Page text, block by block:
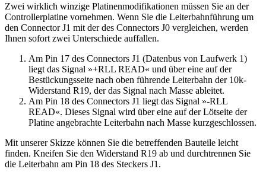
Zwei wirklich winzige Platinenmodifikationen müssen Sie an der
Controllerplatine vornehmen. Wenn Sie die Leiterbahnführung um
den Connector J1 mit der des Connectors J0 vergleichen, werden
Ihnen sofort zwei Unterschiede auffallen.
Am Pin 17 des Connectors J1 (Datenbus von Laufwerk 1)
liegt das Signal »+RLL READ« und über eine auf der
Bestückungsseite nach oben führende Leiterbahn der 10k-
Widerstand R19, der das Signal nach Masse ableitet.
Am Pin 18 des Connectors J1 liegt das Signal »-RLL
READ«. Dieses Signal wird über eine auf der Lötseite der
Platine angebrachte Leiterbahn nach Masse kurzgeschlossen.
Mit unserer Skizze können Sie die betreffenden Bauteile leicht
finden. Kneifen Sie den Widerstand R19 ab und durchtrennen Sie
die Leiterbahn am Pin 18 des Steckers J1.